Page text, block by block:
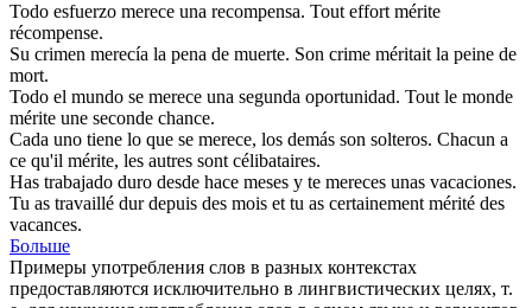
Todo esfuerzo merece una recompensa. Tout effortmérite
récompense.
Su crimen merecía la pena de muerte. Son crime méritaitla peine de
mort.
Todo el mundo se merece una segunda oportunidad. Tout le monde
mérite une seconde chance.
Cada uno tiene lo que se merece, los demás son solteros. Chacun a
ce qu'il mérite, les autres sont célibataires.
Has trabajado duro desde hace meses y te mereces unas vacaciones.
Tu as travaillé dur depuis des mois et tu as certainementmérité des
vacances.
Больше
Примеры употребления слов в разных контекстах
предоставляются исключительно в лингвистических целях, т.